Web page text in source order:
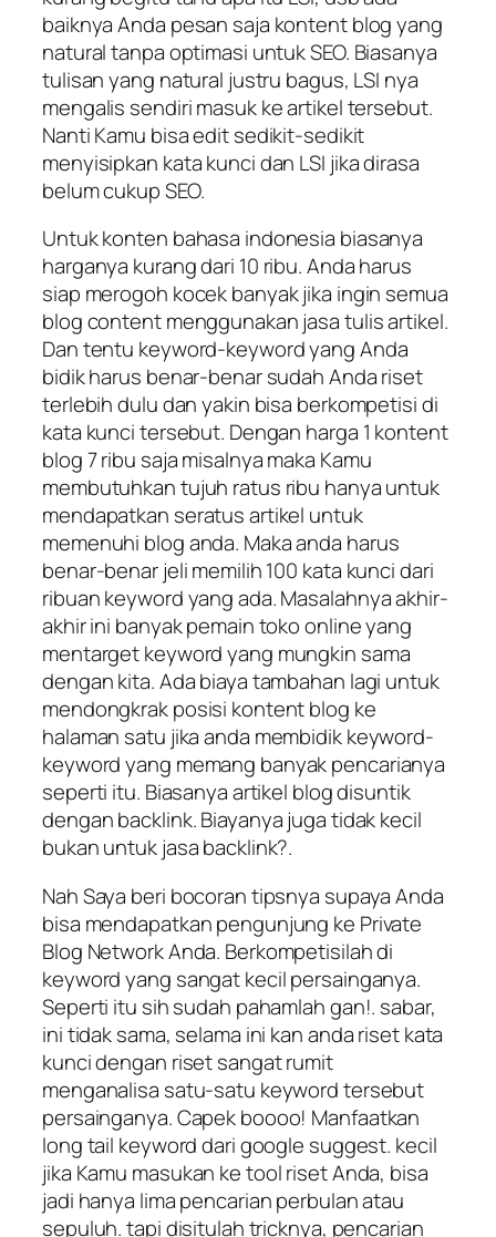
baiknya Anda pesan saja kontent blog yang
natural tanpa optimasi untuk SEO. Biasanya
tulisan yang natural justru bagus, LSI nya
mengalis sendiri masuk ke artikel tersebut.
Nanti Kamu bisa edit sedikit-sedikit
menyisipkan kata kunci dan LSI jika dirasa
belum cukup SEO.
Untuk konten bahasa indonesia biasanya
harganya kurang dari 10 ribu. Anda harus
siap merogoh kocek banyak jika ingin semua
blog content menggunakan jasa tulis artikel.
Dan tentu keyword-keyword yang Anda
bidik harus benar-benar sudah Anda riset
terlebih dulu dan yakin bisa berkompetisi di
kata kunci tersebut. Dengan harga 1 kontent
blog 7 ribu saja misalnya maka Kamu
membutuhkan tujuh ratus ribu hanya untuk
mendapatkan seratus artikel untuk
memenuhi blog anda. Maka anda harus
benar-benar jeli memilih 100 kata kunci dari
ribuan keyword yang ada. Masalahnya akhir-
akhir ini banyak pemain toko online yang
mentarget keyword yang mungkin sama
dengan kita. Ada biaya tambahan lagi untuk
mendongkrak posisi kontent blog ke
halaman satu jika anda membidik keyword-
keyword yang memang banyak pencarianya
seperti itu. Biasanya artikel blog disuntik
dengan backlink. Biayanya juga tidak kecil
bukan untuk jasa backlink?.
Nah Saya beri bocoran tipsnya supaya Anda
bisa mendapatkan pengunjung ke Private
Blog Network Anda. Berkompetisilah di
keyword yang sangat kecil persainganya.
Seperti itu sih sudah pahamlah gan!. sabar,
ini tidak sama, selama ini kan anda riset kata
kunci dengan riset sangat rumit
menganalisa satu-satu keyword tersebut
persainganya. Capek boooo! Manfaatkan
long tail keyword dari google suggest. kecil
jika Kamu masukan ke tool riset Anda, bisa
jadi hanya lima pencarian perbulan atau
sepuluh. tapi disitulah tricknya, pencarian